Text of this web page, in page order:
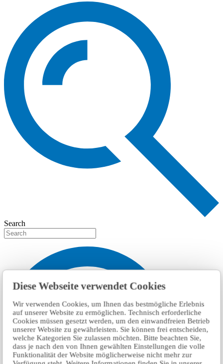
Diese Webseite verwendet Cookies
Wir verwenden Cookies, um Ihnen das bestmögliche Erlebnis
auf unserer Website zu ermöglichen. Technisch erforderliche
Cookies müssen gesetzt werden, um den einwandfreien Betrieb
unserer Website zu gewährleisten. Sie können frei entscheiden,
welche Kategorien Sie zulassen möchten. Bitte beachten Sie,
dass je nach den von Ihnen gewählten Einstellungen die volle
Funktionalität der Website möglicherweise nicht mehr zur
Search